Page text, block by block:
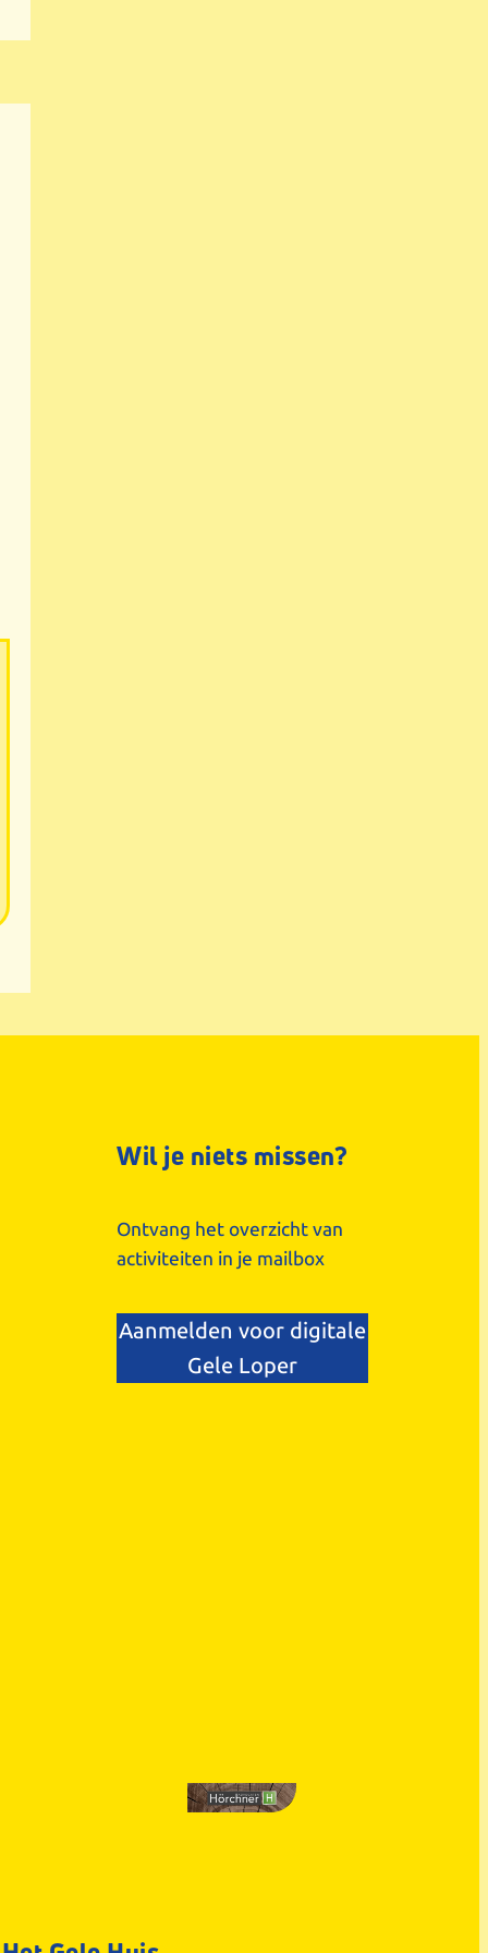
Wil je niets missen?
Ontvang het overzicht van
activiteiten in je mailbox
Aanmelden voor digitale
Gele Loper